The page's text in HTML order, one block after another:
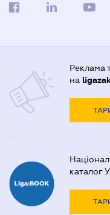
Реклама
на
каталог